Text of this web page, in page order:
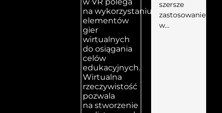
w VR polega
na wykorzystaniu
elementów
gier
wirtualnych
do osiągania
celów
edukacyjnych.
Wirtualna
rzeczywistość
pozwala
na stworzenie
szersze
zastosowanie
w...